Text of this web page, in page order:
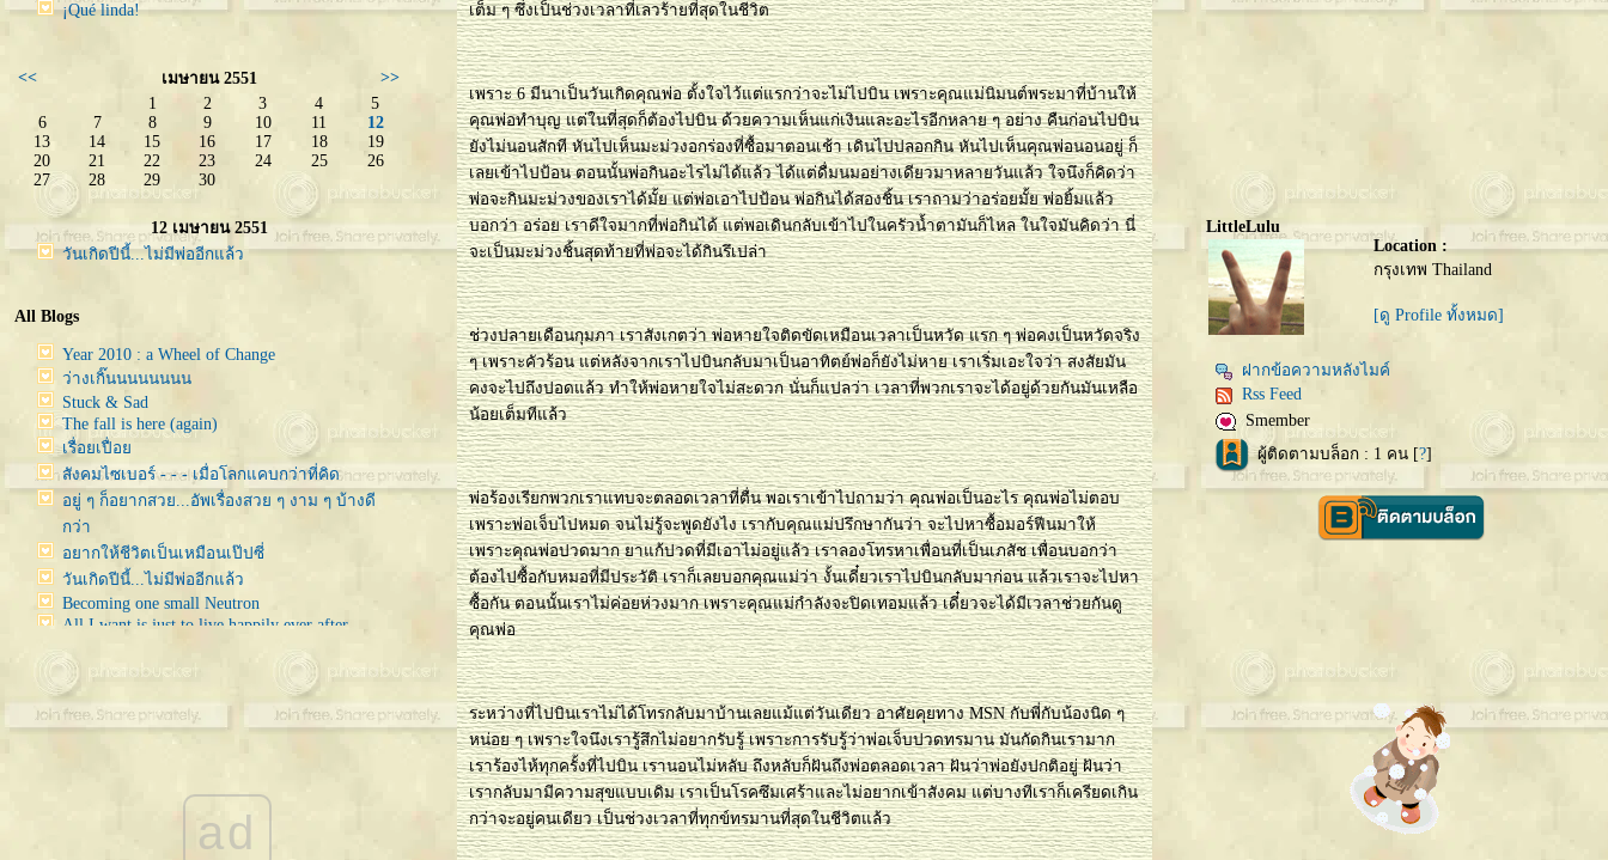
¡Qué linda!
<< เมษายน 2551
>>
1
2 3 4
5
6
7 8 9 10 11
12
13
14 15 16 17 18
19
20
21 22 23 24 25
26
27
28 29 30
12 เมษายน 2551
วันเกิดปีนี้...ไม่มีพ่ออีกแล้ว
All Blogs
Year 2010 : a Wheel of Change
ว่างเกิ๊นนนนนนนน
Stuck & Sad
The fall is here (again)
เรื่อยเปื่อ
สังคมไซเบอร์ - - - เมื่อโลกแคบกว่าที่คิด
อยู่ ๆ ก็อยากสวย...อัพเรื่องสวย ๆ งาม ๆ บ้างดี
กว่า
อยากให้ชีวิตเป็นเหมือนเป๊ปซี่
วันเกิดปีนี้...ไม่มีพ่ออีกแล้ว
Becoming one small Neutron
All I want is just to live happily ever after
ค่อยากอัพให้มันหายเน่า
ปกติ "ขี้บ่น" แต่วันนี้ขอ "ขี้อวด" หน่อยเหอะ กับ
น้องแมวน้ำ "Sirotan"
Goodbye October & Welcome my sweet
- - My Happy Moments - -
ad
เต็ม ๆ ซึ่งเป็นช่วงเวลาที่เลวร้ายที่สุดในชีวิต
เพราะ 6 มีนาเป็นวันเกิดคุณพ่อ ตั้งใจไว้แต่แรกว่าจะไม่ไปบิน เพราะคุณแม่นิมนต์พระมาที่บ้านให้
คุณพ่อทำบุญ แต่ในที่สุดก็ต้องไปบิน ด้วยความเห็นแก่เงินและอะไรอีกหลาย ๆ อย่าง คืนก่อนไปบิน
ังไม่นอนสักที หันไปเห็นมะม่วงอกร่องที่ซื้อมาตอนเช้า เดินไปปลอกกิน หันไปเห็นคุณพ่อนอนอยู่ ก็
เลยเข้าไปป้อน ตอนนั้นพ่อกินอะไรไม่ได้แล้ว ได้แต่ดื่มนมอย่างเดียวมาหลายวันแล้ว ใจนึงก็คิดว่า
พ่อจะกินมะม่วงของเราได้มั้ย แต่พ่อเอาไปป้อน พ่อกินได้สองชิ้น เราถามว่าอร่อยมั้ย พ่อยิ้มแล้ว
บอกว่า อร่อย เราดีใจมากที่พ่อกินได้ แต่พอเดินกลับเข้าไปในครัวน้ำตามันก็ไหล ในใจมันคิดว่า นี่
จะเป็นมะม่วงชิ้นสุดท้ายที่พ่อจะได้กินรึเปล่า
ช่วงปลายเดือนกุมภา เราสังเกตว่า พ่อหายใจติดขัดเหมือนเวลาเป็นหวัด แรก ๆ พ่อคงเป็นหวัดจริง
ๆ เพราะคัวร้อน แต่หลังจากเราไปบินกลับมาเป็นอาทิตย์พ่อก็ยังไม่หาย เราเริ่มเอะใจว่า สงสัยมัน
คงจะไปถึงปอดแล้ว ทำให้พ่อหายใจไม่สะดวก นั่นก็แปลว่า เวลาที่พวกเราจะได้อยู่ด้วยกันมันเหลือ
น้อยเต็มทีแล้ว
พ่อร้องเรียกพวกเราแทบจะตลอดเวลาที่ตื่น พอเราเข้าไปถามว่า คุณพ่อเป็นอะไร คุณพ่อไม่ตอบ
เพราะพ่อเจ็บไปหมด จนไม่รู้จะพูดยังไง เรากับคุณแม่ปรึกษากันว่า จะไปหาซื้อมอร์ฟีนมาให้
เพราะคุณพ่อปวดมาก ยาแก้ปวดที่มีเอาไม่อยู่แล้ว เราลองโทรหาเพื่อนที่เป็นเภสัช เพื่อนบอกว่า
ต้องไปซื้อกับหมอที่มีประวัติ เราก็เลยบอกคุณแม่ว่า งั้นเดี๋ยวเราไปบินกลับมาก่อน แล้วเราจะไปหา
ซื้อกัน ตอนนั้นเราไม่ค่อยห่วงมาก เพราะคุณแม่กำลังจะปิดเทอมแล้ว เดี๋ยวจะได้มีเวลาช่วยกันดู
คุณพ่อ
ระหว่างที่ไปบินเราไม่ได้โทรกลับมาบ้านเลยแม้แต่วันเดียว อาศัยคุยทาง MSN กับพี่กับน้องนิด ๆ
หน่อย ๆ เพราะใจนึงเรารู้สึกไม่อยากรับรู้ เพราะการรับรู้ว่าพ่อเจ็บปวดทรมาน มันกัดกินเรามาก
เราร้องไห้ทุกครั้งที่ไปบิน เรานอนไม่หลับ ถึงหลับก็ฝันถึงพ่อตลอดเวลา ฝันว่าพ่อยังปกติอยู่ ฝันว่า
เรากลับมามีความสุขแบบเดิม เราเป็นโรคซึมเศร้าและไม่อยากเข้าสังคม แต่บางทีเราก็เครียดเกิน
กว่าจะอยู่คนเดียว เป็นช่วงเวลาที่ทุกข์ทรมานที่สุดในชีวิตแล้ว
LittleLulu
Location :
กรุงเทพ Thailand
[ดู Profile ทั้งหมด]
ฝากข้อความหลังไมค์
Rss Feed
Smember
ผู้ติดตามบล็อก : 1 คน [?]